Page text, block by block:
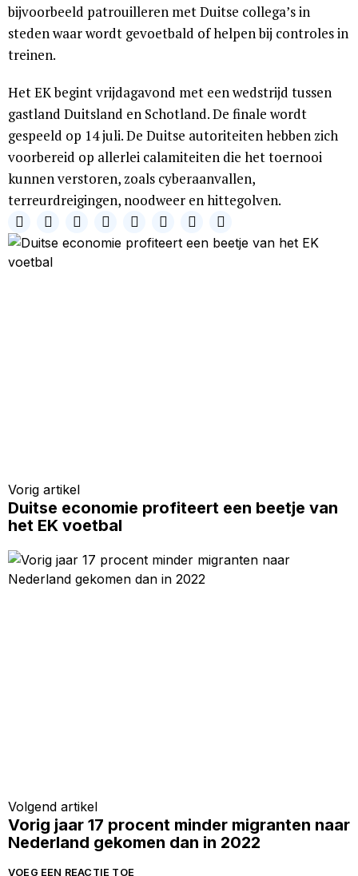
bijvoorbeeld patrouilleren met Duitse collega’s in
steden waar wordt gevoetbald of helpen bij controles in
treinen.
Het EK begint vrijdagavond met een wedstrijd tussen
gastland Duitsland en Schotland. De finale wordt
gespeeld op 14 juli. De Duitse autoriteiten hebben zich
voorbereid op allerlei calamiteiten die het toernooi
kunnen verstoren, zoals cyberaanvallen,
terreurdreigingen, noodweer en hittegolven.
Vorig artikel
Duitse economie profiteert een beetje van
het EK voetbal
Volgend artikel
Vorig jaar 17 procent minder migranten naar
Nederland gekomen dan in 2022
VOEG EEN REACTIE TOE